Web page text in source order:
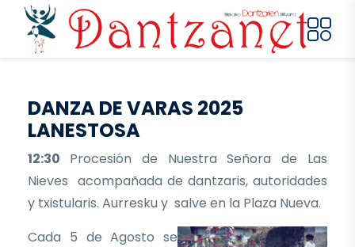
Pasar al contenido principal
DANZA DE VARAS 2025
LANESTOSA
12:30 Procesión de Nuestra Señora de Las
Nieves acompañada de dantzaris, autoridades
y txistularis. Aurresku y salve en la Plaza Nueva.
Cada 5 de Agosto se